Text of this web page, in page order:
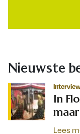
Nieuwste
Interview
In
Lees